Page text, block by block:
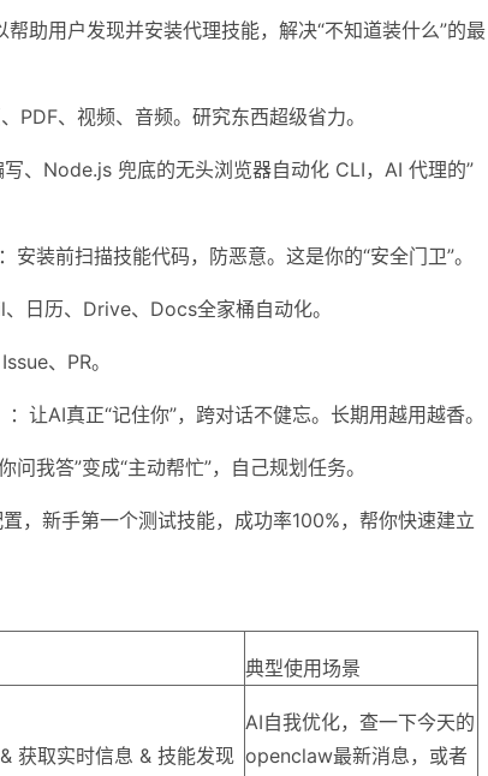
助用户发现并安装代理技能，解决“不知道装什么”的最
、视频、音频。研究东西超级省力。
、Node.js 兜底的无头浏览器自动化 CLI，AI 代理的”
装前扫描技能代码，防恶意。这是你的“安全门卫”。
日历、Drive、Docs全家桶自动化。
、PR。
AI真正“记住你”，跨对话不健忘。长期用越用越香。
我答”变成“主动帮忙”，自己规划任务。
，新手第一个测试技能，成功率100%，帮你快速建立
典型使用场景
获取实时信息 & 技能发现
AI自我优化，查一下今天的
openclaw最新消息，或者